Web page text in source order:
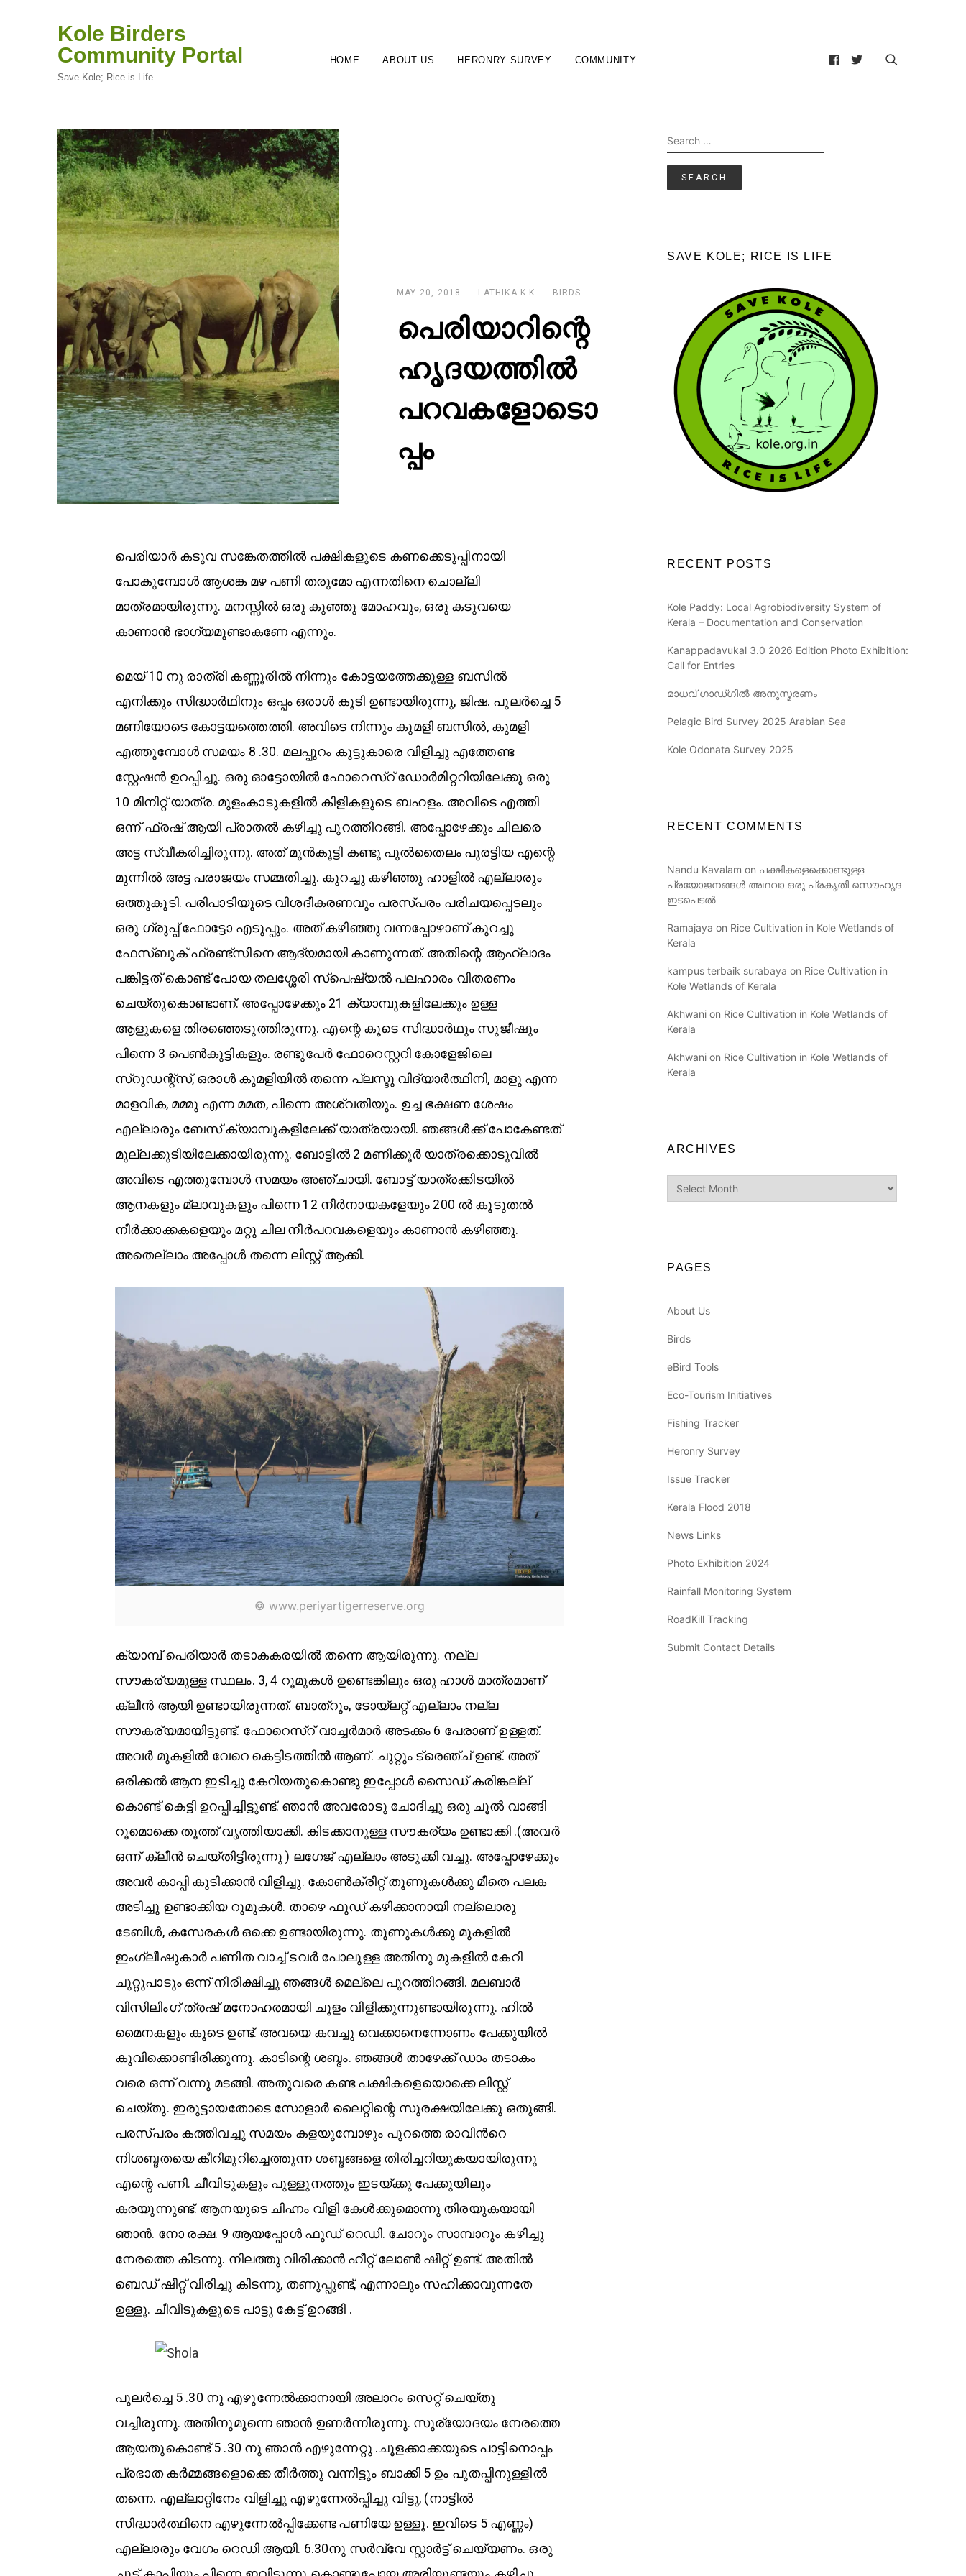
Kole Birders
Community Portal
Save Kole; Rice is Life
HOME ABOUT US HERONRY SURVEY COMMUNITY
MAY 20, 2018 LATHIKA K K BIRDS
പെരിയാറിന്റെ
ഹൃദയത്തിൽ
പറവകളോടൊ
പ്പം
പെരിയാർ കടുവ സങ്കേതത്തിൽ പക്ഷികളുടെ കണക്കെടുപ്പിനായി
പോകുമ്പോൾ ആശങ്ക മഴ പണി തരുമോ എന്നതിനെ ചൊല്ലി
മാത്രമായിരുന്നു. മനസ്സിൽ ഒരു കുഞ്ഞു മോഹവും, ഒരു കടുവയെ
കാണാൻ ഭാഗ്യമുണ്ടാകണേ എന്നും.
മെയ് 10 നു രാത്രി കണ്ണൂരിൽ നിന്നും കോട്ടയത്തേക്കുള്ള ബസിൽ
എനിക്കും സിദ്ധാർഥിനും ഒപ്പം ഒരാൾ കൂടി ഉണ്ടായിരുന്നു, ജിഷ. പുലർച്ചെ 5
മണിയോടെ കോട്ടയത്തെത്തി. അവിടെ നിന്നും കുമളി ബസിൽ, കുമളി
എത്തുമ്പോൾ സമയം 8 .30. മലപ്പുറം കൂട്ടുകാരെ വിളിച്ചു എത്തേണ്ട
സ്റ്റേഷൻ ഉറപ്പിച്ചു. ഒരു ഓട്ടോയിൽ ഫോറെസ്റ് ഡോർമിറ്ററിയിലേക്കു ഒരു
10 മിനിറ്റ് യാത്ര. മുളംകാടുകളിൽ കിളികളുടെ ബഹളം. അവിടെ എത്തി
ഒന്ന് ഫ്രഷ് ആയി പ്രാതൽ കഴിച്ചു പുറത്തിറങ്ങി. അപ്പോഴേക്കും ചിലരെ
അട്ട സ്വീകരിച്ചിരുന്നു. അത് മുൻകൂട്ടി കണ്ടു പുൽതൈലം പുരട്ടിയ എന്റെ
മുന്നിൽ അട്ട പരാജയം സമ്മതിച്ചു. കുറച്ചു കഴിഞ്ഞു ഹാളിൽ എല്ലാരും
ഒത്തുകൂടി. പരിപാടിയുടെ വിശദീകരണവും പരസ്പരം പരിചയപ്പെടലും
ഒരു ഗ്രൂപ്പ് ഫോട്ടോ എടുപ്പും. അത് കഴിഞ്ഞു വന്നപ്പോഴാണ് കുറച്ചു
ഫേസ്ബുക് ഫ്രണ്ട്സിനെ ആദ്യമായി കാണുന്നത്. അതിന്റെ ആഹ്ലാദം
പങ്കിട്ടത് കൊണ്ട് പോയ തലശ്ശേരി സ്പെഷ്യൽ പലഹാരം വിതരണം
ചെയ്തുകൊണ്ടാണ്. അപ്പോഴേക്കും 21 ക്യാമ്പുകളിലേക്കും ഉള്ള
ആളുകളെ തിരഞ്ഞെടുത്തിരുന്നു. എന്റെ കൂടെ സിദ്ധാർഥും സുജീഷും
പിന്നെ 3 പെൺകുട്ടികളും. രണ്ടുപേർ ഫോറെസ്റ്ററി കോളേജിലെ
സ്റുഡന്റ്സ്, ഒരാൾ കുമളിയിൽ തന്നെ പ്ലസ്ടു വിദ്യാർത്ഥിനി, മാളു എന്ന
മാളവിക, മമ്മു എന്ന മമത, പിന്നെ അശ്വതിയും. ഉച്ച ഭക്ഷണ ശേഷം
എല്ലാരും ബേസ് ക്യാമ്പുകളിലേക്ക് യാത്രയായി. ഞങ്ങൾക്ക് പോകേണ്ടത്
മുല്ലക്കുടിയിലേക്കായിരുന്നു. ബോട്ടിൽ 2 മണിക്കൂർ യാത്രക്കൊടുവിൽ
അവിടെ എത്തുമ്പോൾ സമയം അഞ്ചായി. ബോട്ട് യാത്രക്കിടയിൽ
ആനകളും മ്ലാവുകളും പിന്നെ 12 നീർനായകളേയും 200 ൽ കൂടുതൽ
നീർക്കാക്കകളെയും മറ്റു ചില നീർപറവകളെയും കാണാൻ കഴിഞ്ഞു.
അതെല്ലാം അപ്പോൾ തന്നെ ലിസ്റ്റ് ആക്കി.
© www.periyartigerreserve.org
ക്യാമ്പ് പെരിയാർ തടാകകരയിൽ തന്നെ ആയിരുന്നു. നല്ല
സൗകര്യമുള്ള സ്ഥലം. 3, 4 റൂമുകൾ ഉണ്ടെങ്കിലും ഒരു ഹാൾ മാത്രമാണ്
ക്ലീൻ ആയി ഉണ്ടായിരുന്നത്. ബാത്റൂം, ടോയ്‌ലറ്റ്‌ എല്ലാം നല്ല
സൗകര്യമായിട്ടുണ്ട്. ഫോറെസ്റ് വാച്ചർമാർ അടക്കം 6 പേരാണ് ഉള്ളത്.
അവർ മുകളിൽ വേറെ കെട്ടിടത്തിൽ ആണ്. ചുറ്റും ട്രെഞ്ച് ഉണ്ട്. അത്
ഒരിക്കൽ ആന ഇടിച്ചു കേറിയതുകൊണ്ടു ഇപ്പോൾ സൈഡ് കരിങ്കല്ല്
കൊണ്ട് കെട്ടി ഉറപ്പിച്ചിട്ടുണ്ട്. ഞാൻ അവരോടു ചോദിച്ചു ഒരു ചൂൽ വാങ്ങി
റൂമൊക്കെ തൂത്ത് വൃത്തിയാക്കി. കിടക്കാനുള്ള സൗകര്യം ഉണ്ടാക്കി .(അവർ
ഒന്ന് ക്ലീൻ ചെയ്തിട്ടിരുന്നു ) ലഗേജ് എല്ലാം അടുക്കി വച്ചു. അപ്പോഴേക്കും
അവർ കാപ്പി കുടിക്കാൻ വിളിച്ചു. കോൺക്രീറ്റ് തൂണുകൾക്കു മീതെ പലക
അടിച്ചു ഉണ്ടാക്കിയ റൂമുകൾ. താഴെ ഫുഡ് കഴിക്കാനായി നല്ലൊരു
ടേബിൾ, കസേരകൾ ഒക്കെ ഉണ്ടായിരുന്നു. തൂണുകൾക്കു മുകളിൽ
ഇംഗ്ലീഷുകാർ പണിത വാച്ച് ടവർ പോലുള്ള അതിനു മുകളിൽ കേറി
ചുറ്റുപാടും ഒന്ന് നിരീക്ഷിച്ചു ഞങ്ങൾ മെല്ലെ പുറത്തിറങ്ങി. മലബാർ
വിസിലിംഗ് ത്രഷ് മനോഹരമായി ചൂളം വിളിക്കുന്നുണ്ടായിരുന്നു. ഹിൽ
മൈനകളും കൂടെ ഉണ്ട്. അവയെ കവച്ചു വെക്കാനെന്നോണം പേക്കുയിൽ
കൂവിക്കൊണ്ടിരിക്കുന്നു. കാടിന്റെ ശബ്ദം. ഞങ്ങൾ താഴേക്ക് ഡാം തടാകം
വരെ ഒന്ന് വന്നു മടങ്ങി. അതുവരെ കണ്ട പക്ഷികളെയൊക്കെ ലിസ്റ്റ്
ചെയ്തു. ഇരുട്ടായതോടെ സോളാർ ലൈറ്റിന്റെ സുരക്ഷയിലേക്കു ഒതുങ്ങി.
പരസ്പരം കത്തിവച്ചു സമയം കളയുമ്പോഴും പുറത്തെ രാവിൻറെ
നിശബ്ദതയെ കീറിമുറിച്ചെത്തുന്ന ശബ്ദങ്ങളെ തിരിച്ചറിയുകയായിരുന്നു
എന്റെ പണി. ചീവിടുകളും പുള്ളുനത്തും ഇടയ്ക്കു പേക്കുയിലും
കരയുന്നുണ്ട്. ആനയുടെ ചിഹ്നം വിളി കേൾക്കുമൊന്നു തിരയുകയായി
ഞാൻ. നോ രക്ഷ. 9 ആയപ്പോൾ ഫുഡ് റെഡി. ചോറും സാമ്പാറും കഴിച്ചു
നേരത്തെ കിടന്നു. നിലത്തു വിരിക്കാൻ ഹീറ്റ് ലോൺ ഷീറ്റ് ഉണ്ട്. അതിൽ
ബെഡ് ഷീറ്റ് വിരിച്ചു കിടന്നു, തണുപ്പുണ്ട്, എന്നാലും സഹിക്കാവുന്നതേ
ഉള്ളൂ. ചീവീടുകളുടെ പാട്ടു കേട്ട് ഉറങ്ങി .
പുലർച്ചെ 5 .30 നു എഴുന്നേൽക്കാനായി അലാറം സെറ്റ് ചെയ്തു
വച്ചിരുന്നു. അതിനുമുന്നെ ഞാൻ ഉണർന്നിരുന്നു. സൂര്യോദയം നേരത്തെ
ആയതുകൊണ്ട് 5 .30 നു ഞാൻ എഴുന്നേറ്റു .ചൂളക്കാക്കയുടെ പാട്ടിനൊപ്പം
പ്രഭാത കർമ്മങ്ങളൊക്കെ തീർത്തു വന്നിട്ടും ബാക്കി 5 ഉം പുതപ്പിനുള്ളിൽ
തന്നെ. എല്ലാറ്റിനേം വിളിച്ചു എഴുന്നേൽപ്പിച്ചു വിട്ടു, (നാട്ടിൽ
സിദ്ധാർത്ഥിനെ എഴുന്നേൽപ്പിക്കേണ്ട പണിയേ ഉള്ളൂ. ഇവിടെ 5 എണ്ണം)
എല്ലാരും വേഗം റെഡി ആയി. 6.30നു സർവ്വേ സ്റ്റാർട്ട് ചെയ്യണം. ഒരു
Search
for:
SAVE KOLE; RICE IS LIFE
RECENT POSTS
Kole Paddy: Local Agrobiodiversity System of
Kerala – Documentation and Conservation
Kanappadavukal 3.0 2026 Edition Photo Exhibition:
Call for Entries
മാധവ് ഗാഡ്ഗിൽ അനുസ്മരണം
Pelagic Bird Survey 2025 Arabian Sea
Kole Odonata Survey 2025
RECENT COMMENTS
Nandu Kavalam on പക്ഷികളെക്കൊണ്ടുള്ള
പ്രയോജനങ്ങൾ അഥവാ ഒരു പ്രകൃതി സൌഹൃദ
ഇടപെടൽ
Ramajaya on Rice Cultivation in Kole Wetlands of
Kerala
kampus terbaik surabaya on Rice Cultivation in
Kole Wetlands of Kerala
Akhwani on Rice Cultivation in Kole Wetlands of
Kerala
Akhwani on Rice Cultivation in Kole Wetlands of
Kerala
ARCHIVES
Archives
PAGES
About Us
Birds
eBird Tools
Eco-Tourism Initiatives
Fishing Tracker
Heronry Survey
Issue Tracker
Kerala Flood 2018
News Links
Photo Exhibition 2024
Rainfall Monitoring System
RoadKill Tracking
Submit Contact Details